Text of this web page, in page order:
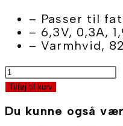
– Passer til
– 6,3V, 0,3A,
– Varmhvid,
6
V
glødepære
til
Tilføj til kurv
Du kunne også